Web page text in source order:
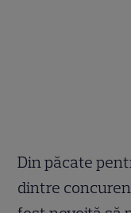
Din păcate
dintre